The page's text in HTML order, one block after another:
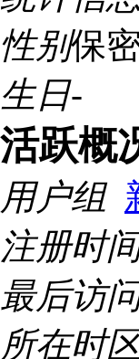
性别保
生日-
活跃概
用户组
注册时
最后访
所在时